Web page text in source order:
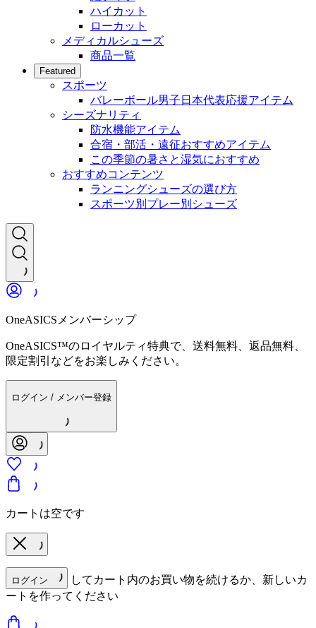
ハイカット
ローカット
メディカルシューズ
商品一覧
Featured
スポーツ
バレーボール男子日本代表応援アイテム
シーズナリティ
防水機能アイテム
合宿・部活・遠征おすすめアイテム
この季節の暑さと湿気におすすめ
おすすめコンテンツ
ランニングシューズの選び方
スポーツ別プレー別シューズ
OneASICSメンバーシップ
OneASICS™のロイヤルティ特典で、送料無料、返品無料、
限定割引などをお楽しみください。
ログイン / メンバー登録
カートは空です
ログイン
してカート内のお買い物を続けるか、新しいカ
ートを作ってください